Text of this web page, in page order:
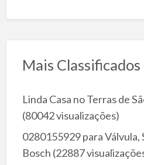
Mais Classificados
Linda Casa no Terras de
(80042 visualizações)
0280155929 para
Bosch (22887